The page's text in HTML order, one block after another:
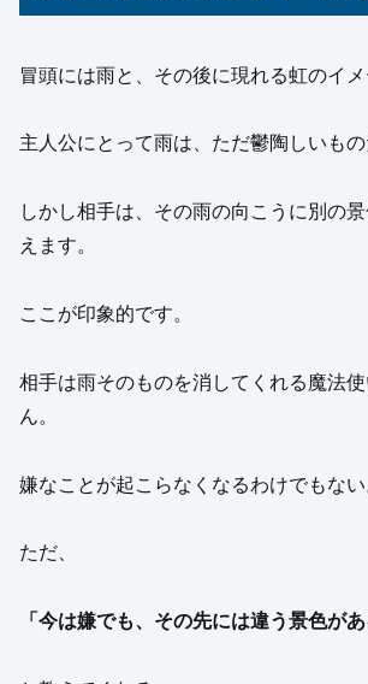
冒頭には雨と、その後に現れる虹のイメ
主人公にとって雨は、ただ鬱陶しいもの
しかし相手は、その雨の向こうに別の
えます。
ここが印象的です。
相手は雨そのものを消してくれる魔法
ん。
嫌なことが起こらなくなるわけでもない
ただ、
「今は嫌でも、その先には違う景色があ